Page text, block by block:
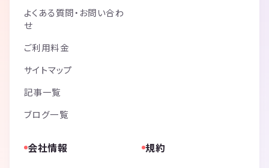
よくある質問・お問い合わ
せ
ご利用料金
サイトマップ
記事一覧
ブログ一覧
会社情報 規約